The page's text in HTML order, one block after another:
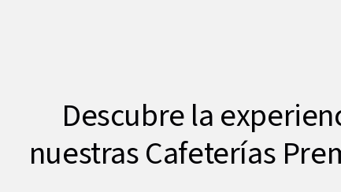
Descubre la
nuestras Cafeterías